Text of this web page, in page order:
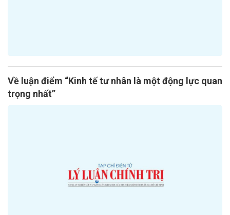
Về luận điểm “Kinh tế tư nhân là một động lực quan
trọng nhất”